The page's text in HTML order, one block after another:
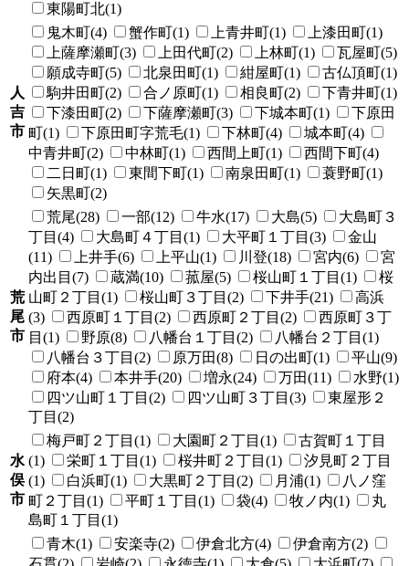
東陽町北(1)
人
吉
市
鬼木町(4) 蟹作町(1) 上青井町(1)
上漆田町(1)
上薩摩瀬町(3)
上田代町(2) 上林町(1)
瓦屋町(5)
願成寺町(5)
北泉田町(1) 紺屋町(1)
古仏頂町(1)
駒井田町(2)
合ノ原町(1) 相良町(2)
下青井町(1)
下漆田町(2)
下薩摩瀬町(3) 下城本町(1)
下原田
町(1)
下原田町字荒毛(1) 下林町(4)
城本町(4)
中青井町(2)
中林町(1) 西間上町(1)
西間下町(4)
二日町(1)
東間下町(1) 南泉田町(1)
蓑野町(1)
矢黒町(2)
荒
尾
市
荒尾(28) 一部(12) 牛水(17) 大島(5)
大島町３
丁目(4)
大島町４丁目(1) 大平町１丁目(3)
金山
(11)
上井手(6) 上平山(1) 川登(18) 宮内(6)
宮
内出目(7)
蔵満(10) 菰屋(5) 桜山町１丁目(1)
桜
山町２丁目(1)
桜山町３丁目(2) 下井手(21)
高浜
(3)
西原町１丁目(2) 西原町２丁目(2)
西原町３丁
目(1)
野原(8) 八幡台１丁目(2)
八幡台２丁目(1)
八幡台３丁目(2)
原万田(8) 日の出町(1)
平山(9)
府本(4)
本井手(20) 増永(24) 万田(11)
水野(1)
四ツ山町１丁目(2)
四ツ山町３丁目(3)
東屋形２
丁目(2)
水
俣
市
梅戸町２丁目(1) 大園町２丁目(1)
古賀町１丁目
(1)
栄町１丁目(1) 桜井町２丁目(1)
汐見町２丁目
(1)
白浜町(1) 大黒町２丁目(2) 月浦(1)
八ノ窪
町２丁目(1)
平町１丁目(1) 袋(4) 牧ノ内(1)
丸
島町１丁目(1)
青木(1)
安楽寺(2) 伊倉北方(4)
伊倉南方(2)